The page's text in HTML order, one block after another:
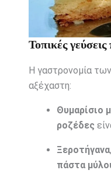
Τοπικές
Η γαστρονομία
αξέχαστη:
Θυμαρίσιο
ροζέδες
Ξεροτήγανα,
πάστα